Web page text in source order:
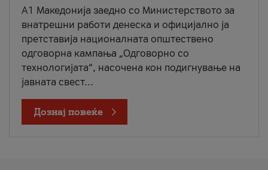
A1 Македонија заедно со Министерството за
внатрешни работи денеска и официјално ја
претставија националната општествено
одговорна кампања „Одговорно со
технологијата“, насочена кон подигнување на
јавната свест...
Дознај повеќе